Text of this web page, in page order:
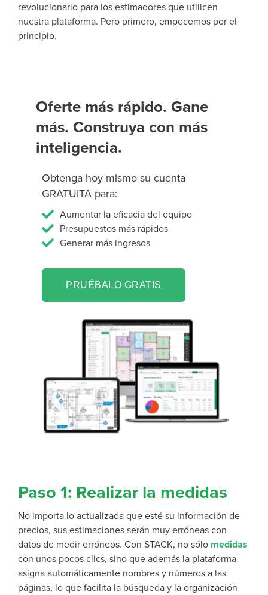
revolucionario para los estimadores que utilicen
nuestra plataforma. Pero primero, empecemos por el
principio.
Oferte más rápido. Gane
más. Construya con más
inteligencia.
Obtenga hoy mismo su cuenta
GRATUITA para:
Aumentar la eficacia del equipo
Presupuestos más rápidos
Generar más ingresos
PRUÉBALO GRATIS
Paso 1: Realizar la medidas
No importa lo actualizada que esté su información de
precios, sus estimaciones serán muy erróneas con
datos de medir erróneos. Con STACK, no sólo medidas
con unos pocos clics, sino que además la plataforma
asigna automáticamente nombres y números a las
páginas, lo que facilita la búsqueda y la organización